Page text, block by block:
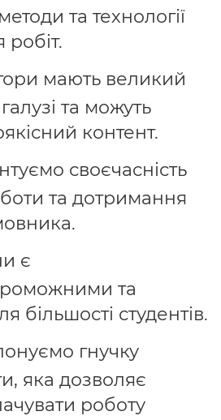
та технології
мають великий
та можуть
контент.
своєчасність
та дотримання
є
та
більшості студентів.
гнучку
яка дозволяє
роботу